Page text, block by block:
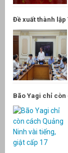
Đề xuất thành lập
Bão Yagi chỉ còn